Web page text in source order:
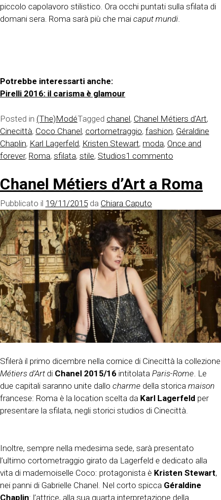
piccolo capolavoro stilistico. Ora occhi puntati sulla sfilata di
domani sera. Roma sarà più che mai caput mundi.
Potrebbe interessarti anche:
Pirelli 2016: il carisma è glamour
Posted in (The)ModéTagged chanel, Chanel Métiers d'Art,
Cinecittà, Coco Chanel, cortometraggio, fashion, Géraldine
Chaplin, Karl Lagerfeld, Kristen Stewart, moda, Once and
forever, Roma, sfilata, stile, Studios1 commento
Once
and
il
trailer
Chanel Métiers d’Art a Roma
Pubblicato il 19/11/2015 da Chiara Caputo
Sfilerà il primo dicembre nella cornice di Cinecittà la collezione
Métiers d’Artdi Chanel 2015/16 intitolata Paris-Rome. Le
due capitali saranno unite dallo charme della storica maison
francese: Roma è la location scelta da Karl Lagerfeld per
presentare la sfilata, negli storici studios di Cinecittà.
Inoltre, sempre nella medesima sede, sarà presentato
l’ultimo cortometraggio girato da Lagerfeld e dedicato alla
vita di mademoiselle Coco: protagonista è Kristen Stewart,
nei panni di Gabrielle Chanel. Nel corto spicca Géraldine
Chaplin: l’attrice, alla sua quarta interpretazione della